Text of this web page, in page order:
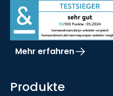
Mehr erfahren
Produkte